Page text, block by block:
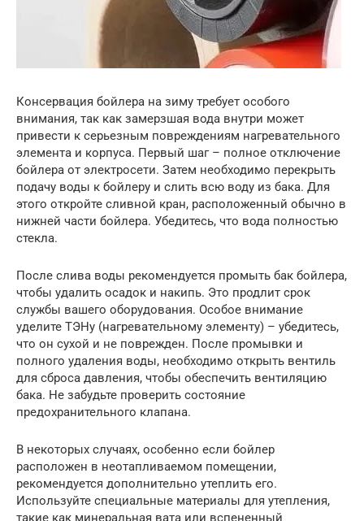
Консервация бойлера на зиму требует особого
внимания, так как замерзшая вода внутри может
привести к серьезным повреждениям нагревательного
элемента и корпуса. Первый шаг – полное отключение
бойлера от электросети. Затем необходимо перекрыть
подачу воды к бойлеру и слить всю воду из бака. Для
этого откройте сливной кран, расположенный обычно в
нижней части бойлера. Убедитесь, что вода полностью
стекла.
После слива воды рекомендуется промыть бак бойлера,
чтобы удалить осадок и накипь. Это продлит срок
службы вашего оборудования. Особое внимание
уделите ТЭНу (нагревательному элементу) – убедитесь,
что он сухой и не поврежден. После промывки и
полного удаления воды, необходимо открыть вентиль
для сброса давления, чтобы обеспечить вентиляцию
бака. Не забудьте проверить состояние
предохранительного клапана.
В некоторых случаях, особенно если бойлер
расположен в неотапливаемом помещении,
рекомендуется дополнительно утеплить его.
Используйте специальные материалы для утепления,
такие как минеральная вата или вспененный